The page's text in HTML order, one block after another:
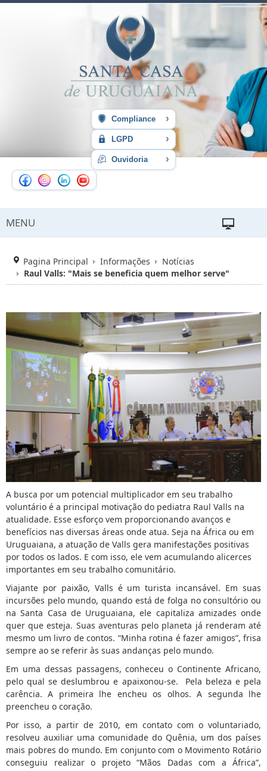
Compliance ›
LGPD ›
Ouvidoria ›
MENU
Pagina Principal Informações
Notícias
Raul Valls: "Mais se beneficia quem melhor serve"
A busca por um potencial multiplicador em seu trabalho
voluntário é a principal motivação do pediatra Raul Valls na
atualidade. Esse esforço vem proporcionando avanços e
benefícios nas diversas áreas onde atua. Seja na África ou em
Uruguaiana, a atuação de Valls gera manifestações positivas
por todos os lados. E com isso, ele vem acumulando alicerces
importantes em seu trabalho comunitário.
Viajante por paixão, Valls é um turista incansável. Em suas
incursões pelo mundo, quando está de folga no consultório ou
na Santa Casa de Uruguaiana, ele capitaliza amizades onde
quer que esteja. Suas aventuras pelo planeta já renderam até
mesmo um livro de contos. “Minha rotina é fazer amigos”, frisa
sempre ao se referir às suas andanças pelo mundo.
Em uma dessas passagens, conheceu o Continente Africano,
pelo qual se deslumbrou e apaixonou-se. Pela beleza e pela
carência. A primeira lhe encheu os olhos. A segunda lhe
preencheu o coração.
Por isso, a partir de 2010, em contato com o voluntariado,
resolveu auxiliar uma comunidade do Quênia, um dos países
mais pobres do mundo. Em conjunto com o Movimento Rotário
conseguiu realizar o projeto “Mãos Dadas com a África”,